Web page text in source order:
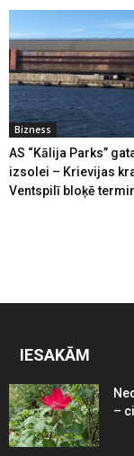
Bizness
AS “Kālija Parks”
izsolei – Krievijas
Ventspilī bloķē
IESAKĀM
–